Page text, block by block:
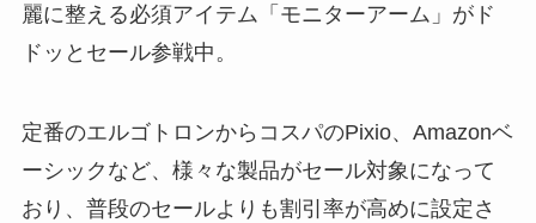
麗に整える必須アイテム「モニターアーム」がド
ドッとセール参戦中。
定番のエルゴトロンからコスパのPixio、Amazonベ
ーシックなど、様々な製品がセール対象になって
おり、普段のセールよりも割引率が高めに設定さ